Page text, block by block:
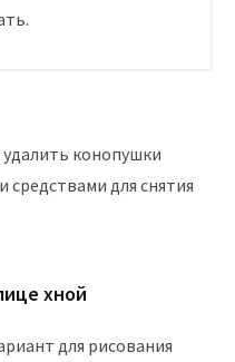
конопушки
для снятия
хной
для рисования